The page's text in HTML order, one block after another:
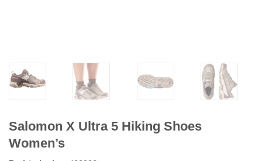
Salomon X Ultra 5 Hiking Shoes
Women’s